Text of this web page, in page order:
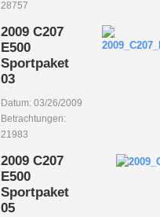
28757
2009 C207
E500
Sportpaket
03
Datum: 03/26/2009
Betrachtungen:
21983
2009 C207
E500
Sportpaket
05